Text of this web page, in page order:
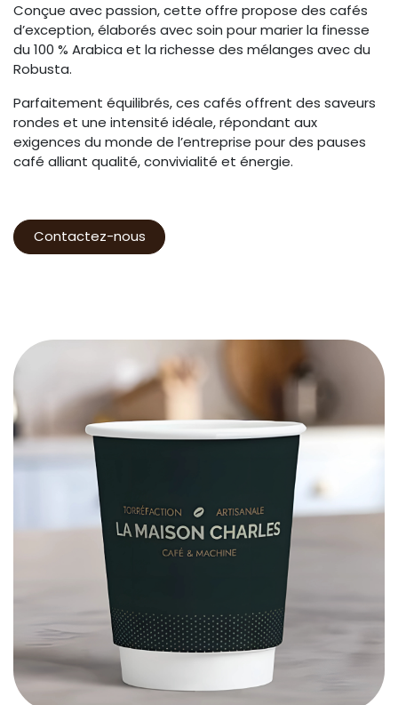
Conçue avec passion, cette offre propose des cafés
d’exception, élaborés avec soin pour marier la finesse
du 100 % Arabica et la richesse des mélanges avec du
Robusta.
Parfaitement équilibrés, ces cafés offrent des saveurs
rondes et une intensité idéale, répondant aux
exigences du monde de l’entreprise pour des pauses
café alliant qualité, convivialité et énergie.
Contactez-nous